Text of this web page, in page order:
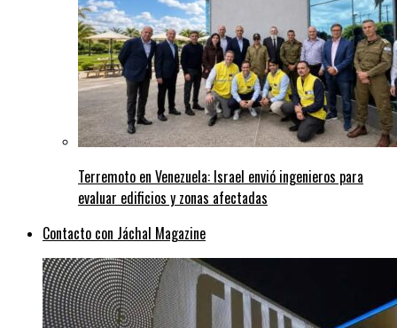
Terremoto en Venezuela: Israel envió ingenieros para
evaluar edificios y zonas afectadas
Contacto con Jáchal Magazine